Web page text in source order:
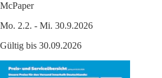
McPaper
Mo. 2.2. - Mi. 30.9.2026
Gültig bis 30.09.2026